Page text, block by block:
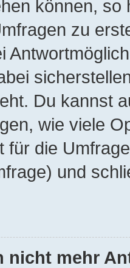
können,
zu
Du kannst
wie viele
für die
und
nicht mehr